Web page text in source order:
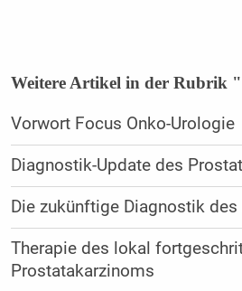
Weitere Artikel in der Rubrik
Vorwort Focus Onko-Urologie
Diagnostik-Update des
Die zukünftige Diagnostik
Therapie des lokal
Prostatakarzinoms